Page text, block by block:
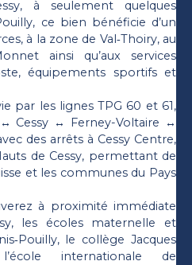
à seulement quelques
ce bien bénéficie d’un
à la zone de Val‑Thoiry, au
ainsi qu’aux services
équipements sportifs et
par les lignes TPG 60 et 61,
Cessy ↔ Ferney-Voltaire ↔
des arrêts à Cessy Centre,
de Cessy, permettant de
et les communes du Pays
à proximité immédiate
les écoles maternelle et
le collège Jacques
internationale de